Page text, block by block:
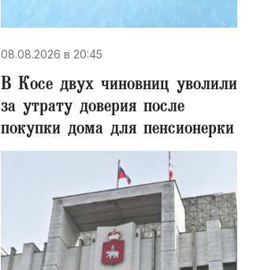
08.08.2026 в 20:45
В Косе двух чиновниц уволили
за утрату доверия после
покупки дома для пенсионерки